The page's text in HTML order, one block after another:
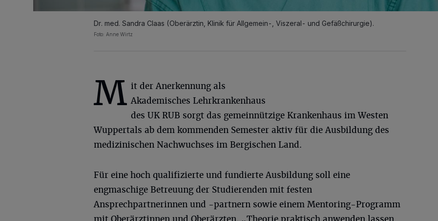
Dr. med. Sandra Claas (Oberärztin, Klinik für Allgemein-, Viszeral- und Gefäßchirurgie).
Foto: Anne Wirtz
M it der Anerkennung als
Akademisches Lehrkrankenhaus
des UK RUB sorgt das gemeinnützige Krankenhaus im Westen
Wuppertals ab dem kommenden Semester aktiv für die Ausbildung des
medizinischen Nachwuchses im Bergischen Land.
Für eine hoch qualifizierte und fundierte Ausbildung soll eine
engmaschige Betreuung der Studierenden mit festen
Ansprechpartnerinnen und -partnern sowie einem Mentoring-Programm